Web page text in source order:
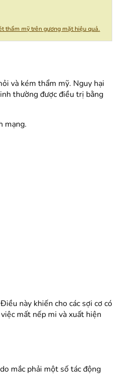
thẩm mỹ trên gương mặt hiệu quả.
và kém thẩm mỹ. Nguy hại
thường được điều trị bằng
mạng.
này khiến cho các sợi cơ có
mất nếp mi và xuất hiện
mắc phải một số tác động